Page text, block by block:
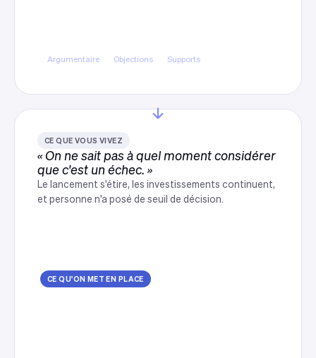
Argumentaire Objections Supports
CE QUE VOUS VIVEZ
« On ne sait pas à quel moment considérer
que c'est un échec. »
Le lancement s'étire, les investissements continuent,
et personne n'a posé de seuil de décision.
CE QU'ON MET EN PLACE